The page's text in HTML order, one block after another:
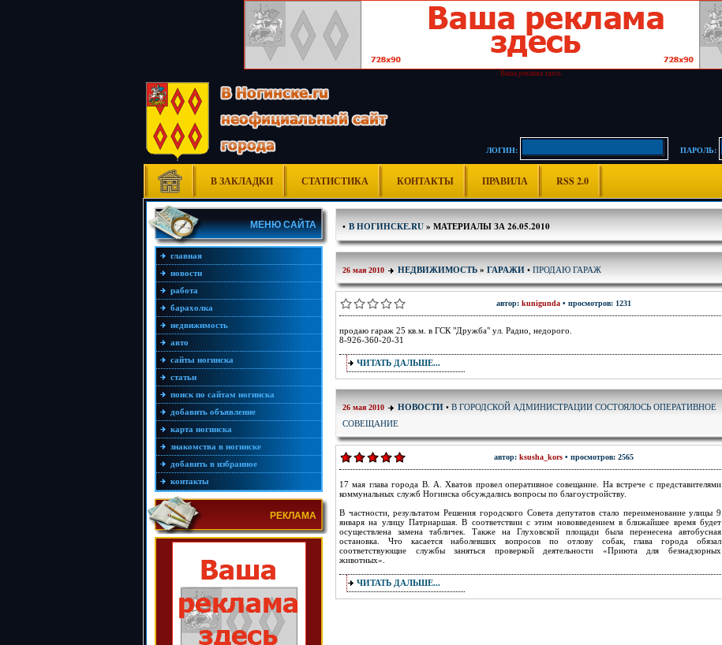
Ваша реклама здесь
ЛОГИН:
ПАРОЛЬ:
В ЗАКЛАДКИ СТАТИСТИКА КОНТАКТЫ ПРАВИЛА RSS 2.0
МЕНЮ САЙТА
главная
новости
работа
барахолка
недвижимость
авто
сайты ногинска
статьи
поиск по сайтам ногинска
добавить объявление
карта ногинска
знакомства в ногинске
добавить в избранное
контакты
РЕКЛАМА
• В НОГИНСКЕ.RU» МАТЕРИАЛЫ ЗА 26.05.2010
26 мая 2010 НЕДВИЖИМОСТЬ » ГАРАЖИ • ПРОДАЮ ГАРАЖ
автор: kunigunda • просмотров: 1231
продаю гараж 25 кв.м. в ГСК "Дружба" ул. Радио, недорого.
8-926-360-20-31
ЧИТАТЬ ДАЛЬШЕ...
26 мая 2010 НОВОСТИ • В ГОРОДСКОЙ АДМИНИСТРАЦИИ СОСТОЯЛОСЬ ОПЕРАТИВНОЕ
СОВЕЩАНИЕ
автор: ksusha_kors • просмотров: 2565
17 мая глава города В. А. Хватов провел оперативное совещание. На встрече с представителями
коммунальных служб Ногинска обсуждались вопросы по благоустройству.
В частности, результатом Решения городского Совета депутатов стало переименование улицы 9
января на улицу Патриаршая. В соответствии с этим нововведением в ближайшее время будет
осуществлена замена табличек. Также на Глуховской площади была перенесена автобусная
остановка. Что касается наболевших вопросов по отлову собак, глава города обязал
соответствующие службы заняться проверкой деятельности «Приюта для безнадзорных
животных».
ЧИТАТЬ ДАЛЬШЕ...